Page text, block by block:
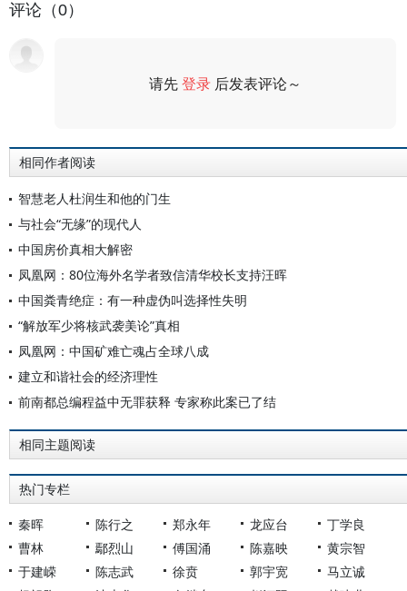
评论（0）
请先登录 后发表评论～
相同作者阅读
智慧老人杜润生和他的门生
与社会“无缘”的现代人
中国房价真相大解密
凤凰网：80位海外名学者致信清华校长支持汪晖
中国粪青绝症：有一种虚伪叫选择性失明
“解放军少将核武袭美论”真相
凤凰网：中国矿难亡魂占全球八成
建立和谐社会的经济理性
前南都总编程益中无罪获释 专家称此案已了结
相同主题阅读
热门专栏
秦晖 陈行之 郑永年 龙应台
丁学良
曹林
鄢烈山 傅国涌 陈嘉映
黄宗智
于建嵘
陈志武 徐贲 郭宇宽
马立诚